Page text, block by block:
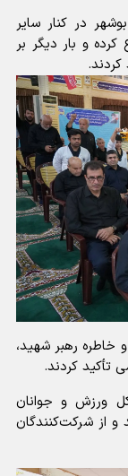
در کنار سایر
و بار دیگر بر
خاطره رهبر شهید،
تأکید کردند.
ورزش و جوانان
از شرکت‌کنندگان